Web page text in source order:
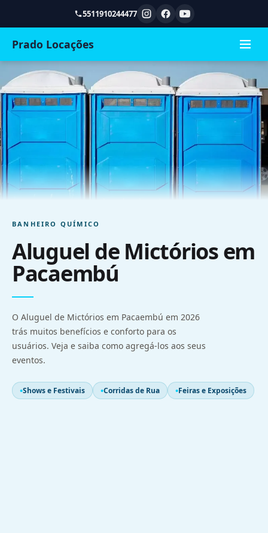
5511910244477
Prado Locações
BANHEIRO QUÍMICO
Aluguel de Mictórios em
Pacaembú
O Aluguel de Mictórios em Pacaembú em 2026
trás muitos benefícios e conforto para os
usuários. Veja e saiba como agregá-los aos seus
eventos.
Shows e Festivais Corridas de Rua Feiras e Exposições